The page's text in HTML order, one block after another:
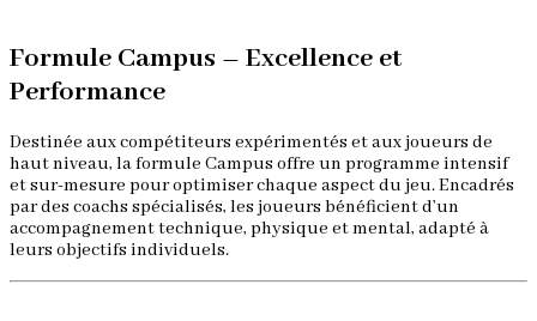
Formule Campus – Excellence et
Performance
Destinée aux compétiteurs expérimentés et aux joueurs de
haut niveau, la formule Campus offre un programme intensif
et sur-mesure pour optimiser chaque aspect du jeu. Encadrés
par des coachs spécialisés, les joueurs bénéficient d’un
accompagnement technique, physique et mental, adapté à
leurs objectifs individuels.